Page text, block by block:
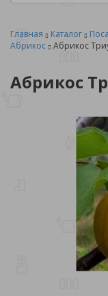
Главная Каталог
Абрикос
Абрикос
Абрикос